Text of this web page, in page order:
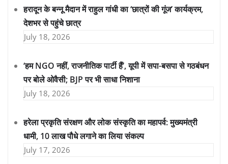
हरादून के बन्नू मैदान में राहुल गांधी का ‘छात्रों की गूंज’ कार्यक्रम,
देशभर से पहुंचे छात्र
July 18, 2026
‘हम NGO नहीं, राजनीतिक पार्टी हैं’, यूपी में सपा-बसपा से गठबंधन
पर बोले ओवैसी; BJP पर भी साधा निशाना
July 18, 2026
हरेला प्रकृति संरक्षण और लोक संस्कृति का महापर्व: मुख्यमंत्री
धामी, 10 लाख पौधे लगाने का लिया संकल्प
July 17, 2026